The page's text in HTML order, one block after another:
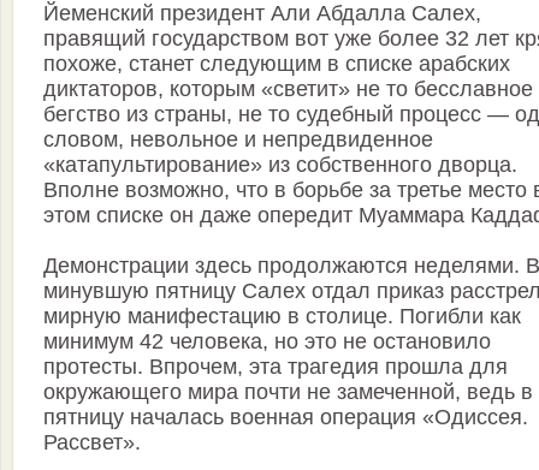
Йеменский президент Али Абдалла Салех,
правящий государством вот уже более 32 лет
похоже, станет следующим в списке арабских
диктаторов, которым «светит» не то бесславное
бегство из страны, не то судебный процесс —
словом, невольное и непредвиденное
«катапультирование» из собственного дворца.
Вполне возможно, что в борьбе за третье место
этом списке он даже опередит Муаммара
Демонстрации здесь продолжаются неделями. В
минувшую пятницу Салех отдал приказ
мирную манифестацию в столице. Погибли как
минимум 42 человека, но это не остановило
протесты. Впрочем, эта трагедия прошла для
окружающего мира почти не замеченной, ведь в
пятницу началась военная операция «Одиссея.
Рассвет».